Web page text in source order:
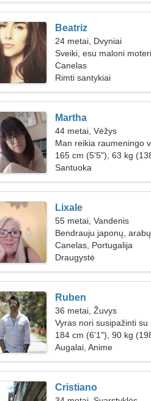
Beatriz
24 metai, Dvyniai
Sveiki, esu maloni
Canelas
Rimti santykiai
Martha
44 metai, Vėžys
Man reikia raumeningo
gaminti kartu
165 cm (5'5"), 63 kg
Santuoka
Lixale
55 metai, Vandenis
Bendrauju japonų,
Canelas, Portugalija
Draugystė
Ruben
36 metai, Žuvys
Vyras nori susipažinti su
184 cm (6'1"), 90 kg
Augalai, Anime
Cristiano